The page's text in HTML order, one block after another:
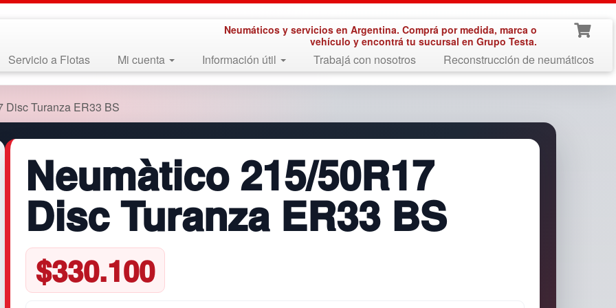
Neumáticos y servicios en Argentina. Comprá por medida, marca o
vehículo y encontrá tu sucursal en Grupo Testa.
Servicio a Flotas Mi cuenta Información útil Trabajá con nosotros Reconstrucción de neumáticos
Disc Turanza ER33 BS
Neumàtico 215/50R17
Disc Turanza ER33 BS
$330.100